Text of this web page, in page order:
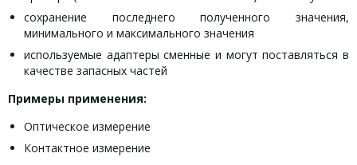
сохранение последнего полученного значения,
минимального и максимального значения
используемые адаптеры сменные и могут поставляться в
качестве запасных частей
Примеры применения:
Оптическое измерение
Контактное измерение